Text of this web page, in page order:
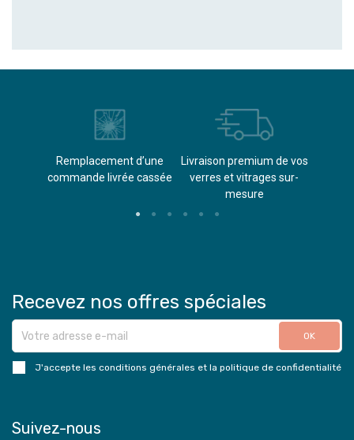
Remplacement d’une
commande livrée cassée​
Livraison premium de vos
verres et vitrages sur-
mesure
Recevez nos offres spéciales
J'accepte les conditions générales et la politique de confidentialité
Suivez-nous